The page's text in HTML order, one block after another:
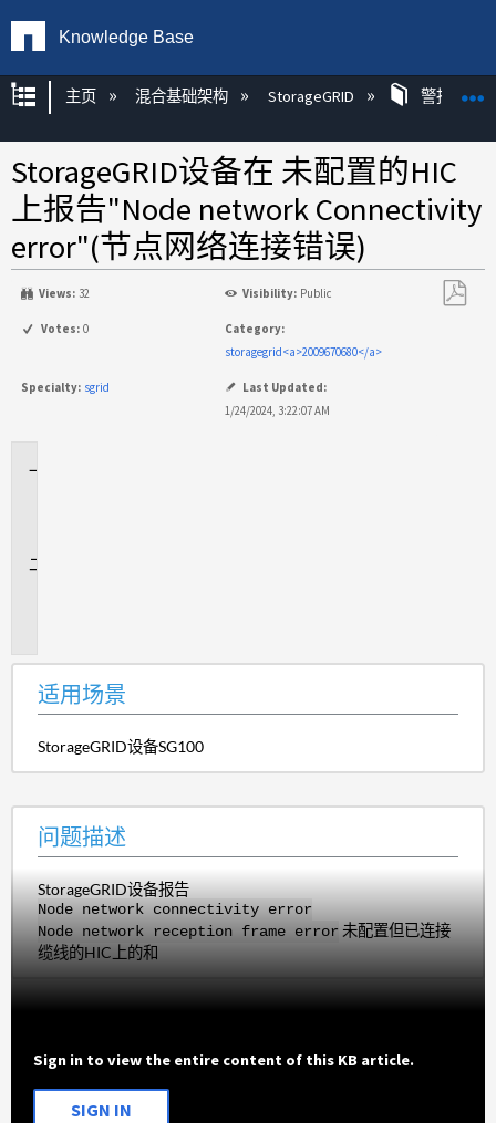
Knowledge Base
扩展/隐缩全局层次
主页 混合基础架构 StorageGRID 警报
StorageGRID设备在 未配置的HIC
上报告"Node network Connectivity
error"(节点网络连接错误)
Views: 32 Visibility: Public
Votes: 0
Category:
storagegrid<a>2009670680</a>
Specialty: sgrid
Last Updated:
1/24/2024, 3:22:07 AM
适用场景
StorageGRID设备SG100
问题描述
StorageGRID设备报告
Node network connectivity error
Node network reception frame error未配置但已连接
缆线的HIC上的和
Sign in to view the entire content of this KB article.
SIGN IN